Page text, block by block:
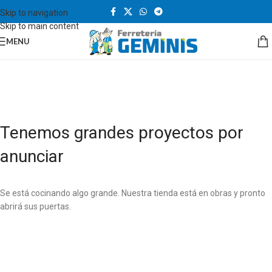
Skip to navigation
Skip to main content
MENU
Tenemos grandes proyectos por
anunciar
Se está cocinando algo grande. Nuestra tienda está en obras y pronto
abrirá sus puertas.